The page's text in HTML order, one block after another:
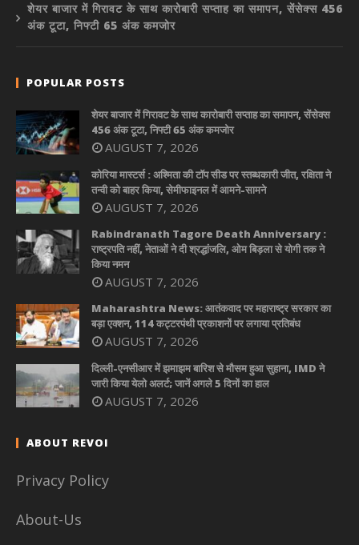
शेयर बाजार में गिरावट के साथ कारोबारी सप्ताह का समापन, सेंसेक्स 456
अंक टूटा, निफ्टी 65 अंक कमजोर
POPULAR POSTS
शेयर बाजार में गिरावट के साथ कारोबारी सप्ताह का समापन, सेंसेक्स
456 अंक टूटा, निफ्टी 65 अंक कमजोर
AUGUST 7, 2026
कोरिया मास्टर्स : अश्मिता की टॉप सीड पर स्तब्धकारी जीत, रक्षिता ने
तन्वी को बाहर किया, सेमीफाइनल में आमने-सामने
AUGUST 7, 2026
Rabindranath Tagore Death Anniversary :
राष्ट्रपति नहीं, नेताओं ने दी श्रद्धांजलि, ओम बिड़ला से योगी तक ने
किया नमन
AUGUST 7, 2026
Maharashtra News: आतंकवाद पर महाराष्ट्र सरकार का
बड़ा एक्शन, 114 कट्टरपंथी प्रकाशनों पर लगाया प्रतिबंध
AUGUST 7, 2026
दिल्ली-एनसीआर में झमाझम बारिश से मौसम हुआ सुहाना, IMD ने
जारी किया येलो अलर्ट; जानें अगले 5 दिनों का हाल
AUGUST 7, 2026
ABOUT REVOI
Privacy Policy
About-Us